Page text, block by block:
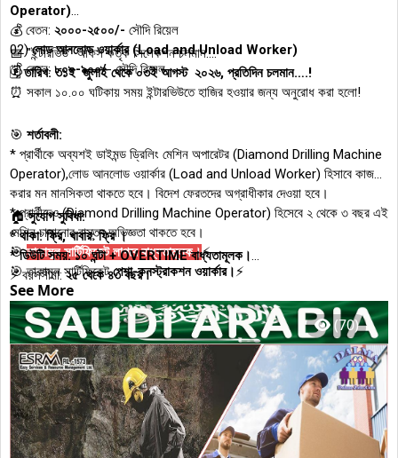
Operator)
💰 বেতন: ২০০০-২৫০০/- সৌদি রিয়েল
02)লোড আনলোড ওয়ার্কার (Load and Unload Worker)
💰 বেতন: ৮০০-৯০০/- সৌদি রিয়েল
📅 "ইন্টারভিউ" অফিস কর্তৃক সিলেকশন চলমান….
🗓️তারিখ: ৩১ই জুলাই থেকে ০৩ই আগস্ট ২০২৬, প্রতিদিন চলমান….!
⏰ সকাল ১০.০০ ঘটিকায় সময় ইন্টারভিউতে হাজির হওয়ার জন্য অনুরোধ করা হলো!
🎯 শর্তাবলী:
* প্রার্থীকে অব্যশই ডাইমন্ড ড্রিলিং মেশিন অপারেটর (Diamond Drilling Machine
Operator),লোড আনলোড ওয়ার্কার (Load and Unload Worker) হিসাবে কাজ
করার মন মানসিকতা থাকতে হবে। বিদেশ ফেরতদের অগ্রাধীকার দেওয়া হবে।
* প্রার্থীদেও (Diamond Drilling Machine Operator) হিসেবে ২ থেকে ৩ বছর এই
মেশিন চালানোর বাস্তব অভিজ্ঞতা থাকতে হবে।
🎯তাকামুল সার্টিফিকেট লাগবে বাধ্যতামূলক।⚡
🎯 তাকামুল সার্টিফিকেটপেশা-কনস্ট্রাকশন ওয়ার্কার।⚡
* বিদেশ ফেরতদের অগ্রাধীকার দেওয়া হবে।
* ভিসা কোন রিপ্লেস হবে না।
🏠সুযোগ সুবিধা:
*থাকা: ফ্রি, খাবার: ফ্রি ।
*ডিউটি সময়: ১০ ঘন্টা + OVERTIME বাধ্যতামূলক।
⚡ বয়সসীমা:২৫ থেকে ৪৩ বছর।
⚡ বিদেশ ফেরতদের অগ্রাধিকার দেওয়া হবে।
⚡ চাকরির মেয়াদ: ২ বছর (নবায়নযোগ্য)।
🎯 অন্যান্য সুযোগ সুবিধাসৌদি আরবআইন অনুযায়ী দেওয়া হবে।
🎯 ভিসা হবার ২০ দিনের মধ্যে নিশ্চিত যারা যেতে পারবেন, তারাই যোগাযোগ করুন।
🚀 আপনার ক্যারিয়ারকে এক ধাপ এগিয়ে নিয়ে যেতে প্রস্তুত? তাহলে আর দেরি না করে
যোগাযোগ করুন!
🖥️www.dalmajobs.com(follow this Website)
📞যোগাযোগ করুন: +8801676-165954
See More
(70)